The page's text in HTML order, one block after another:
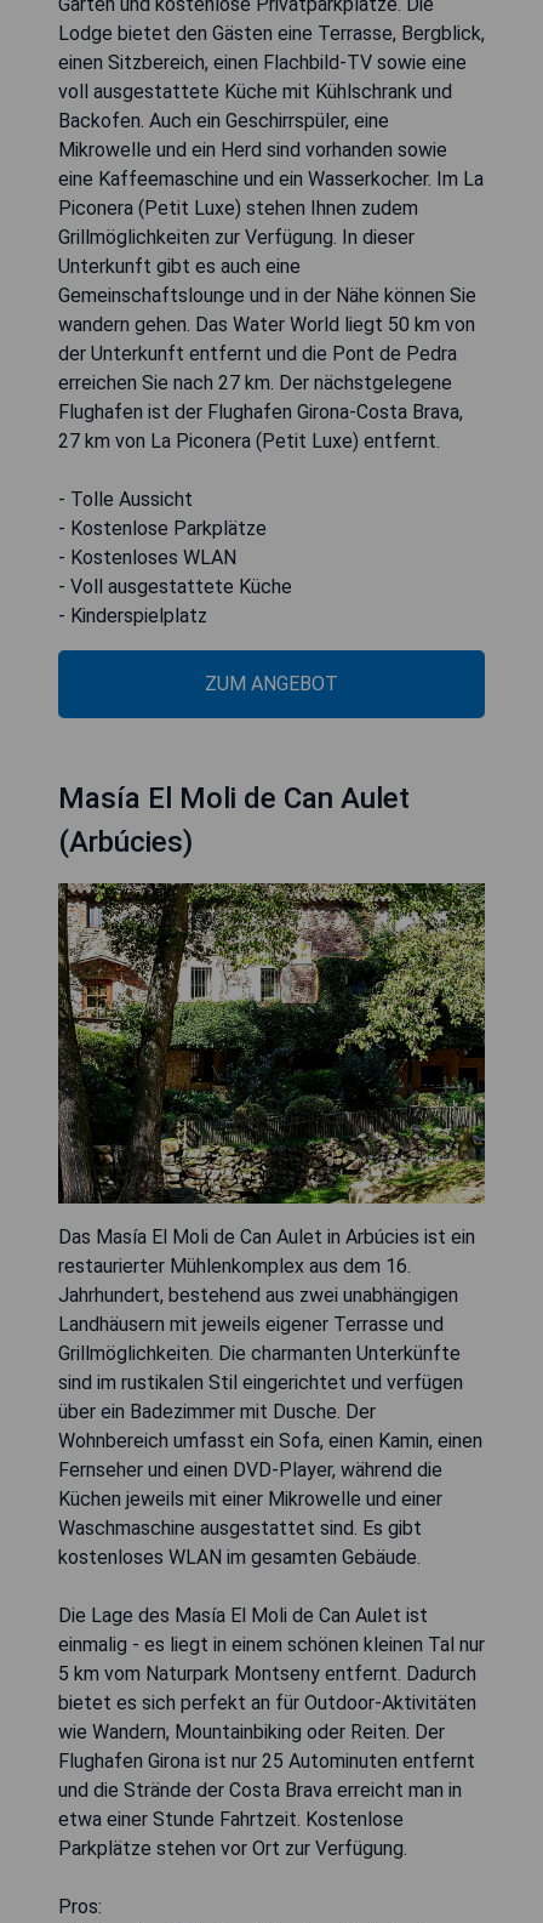
Lodge bietet den Gästen eine Terrasse, Bergblick,
einen Sitzbereich, einen Flachbild-TV sowie eine
voll ausgestattete Küche mit Kühlschrank und
Backofen. Auch ein Geschirrspüler, eine
Mikrowelle und ein Herd sind vorhanden sowie
eine Kaffeemaschine und ein Wasserkocher. Im La
Piconera (Petit Luxe) stehen Ihnen zudem
Grillmöglichkeiten zur Verfügung. In dieser
Unterkunft gibt es auch eine
Gemeinschaftslounge und in der Nähe können Sie
wandern gehen. Das Water World liegt 50 km von
der Unterkunft entfernt und die Pont de Pedra
erreichen Sie nach 27 km. Der nächstgelegene
Flughafen ist der Flughafen Girona-Costa Brava,
27 km von La Piconera (Petit Luxe) entfernt.
- Tolle Aussicht
- Kostenlose Parkplätze
- Kostenloses WLAN
- Voll ausgestattete Küche
- Kinderspielplatz
ZUM ANGEBOT
Masía El Moli de Can Aulet
(Arbúcies)
Das Masía El Moli de Can Aulet in Arbúcies ist ein
restaurierter Mühlenkomplex aus dem 16.
Jahrhundert, bestehend aus zwei unabhängigen
Landhäusern mit jeweils eigener Terrasse und
Grillmöglichkeiten. Die charmanten Unterkünfte
sind im rustikalen Stil eingerichtet und verfügen
über ein Badezimmer mit Dusche. Der
Wohnbereich umfasst ein Sofa, einen Kamin, einen
Fernseher und einen DVD-Player, während die
Küchen jeweils mit einer Mikrowelle und einer
Waschmaschine ausgestattet sind. Es gibt
kostenloses WLAN im gesamten Gebäude.
Die Lage des Masía El Moli de Can Aulet ist
einmalig - es liegt in einem schönen kleinen Tal nur
5 km vom Naturpark Montseny entfernt. Dadurch
bietet es sich perfekt an für Outdoor-Aktivitäten
wie Wandern, Mountainbiking oder Reiten. Der
Flughafen Girona ist nur 25 Autominuten entfernt
und die Strände der Costa Brava erreicht man in
etwa einer Stunde Fahrtzeit. Kostenlose
Parkplätze stehen vor Ort zur Verfügung.
Pros: